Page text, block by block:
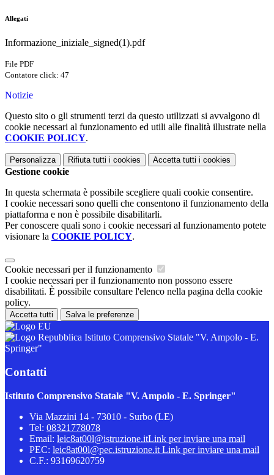
Allegati
Informazione_iniziale_signed(1).pdf
File PDF
Contatore click: 47
Notizie
Questo sito o gli strumenti terzi da questo utilizzati si avvalgono di
cookie necessari al funzionamento ed utili alle finalità illustrate nella
COOKIE POLICY.
Personalizza Rifiuta tutti i cookies Accetta tutti i cookies
Gestione cookie
In questa schermata è possibile scegliere quali cookie consentire.
I cookie necessari sono quelli che consentono il funzionamento della
piattaforma e non è possibile disabilitarli.
Per conoscere quali sono i cookie necessari al funzionamento potete
visionare la COOKIE POLICY.
Cookie necessari per il funzionamento
I cookie necessari per il funzionamento non possono essere
disabilitati. È possibile consultare l'elenco nella pagina della cookie
policy.
Accetta tutti Salva le preferenze
Istituto Comprensivo Statale "V. Ampolo - E.
Springer"
Contatti
Istituto Comprensivo Statale "V. Ampolo - E. Springer"
Via Mazzini 14 - 73010 - Surbo (LE)
Tel: 08321778078
Email: leic8at00l@istruzione.itLink per inviare una mail
PEC: leic8at00l@pec.istruzione.it Link per inviare una mail
C.F.: 93169620759